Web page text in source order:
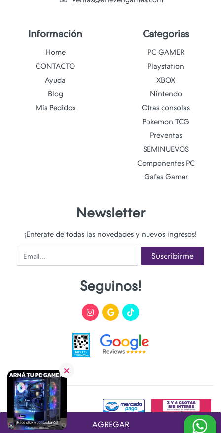
AGREGAR
Información
Home
CONTACTO
Ayuda
Blog
Mis Pedidos
Categorias
PC GAMER
Playstation
XBOX
Nintendo
Otras consolas
Pokemon TCG
Preventas
SEMINUEVOS
Componentes PC
Gafas Gamer
Newsletter
¡Enterate de todas las novedades y nuevos ingresos!
Email Suscribirme
Seguinos!